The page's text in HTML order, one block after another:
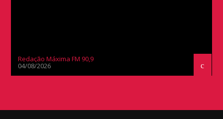
Redação Máxima FM 90,9
04/08/2026